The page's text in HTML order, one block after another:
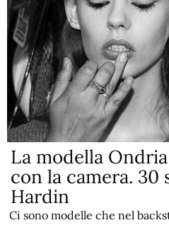
La modella
con la camera.
Hardin
Ci sono modelle che nel